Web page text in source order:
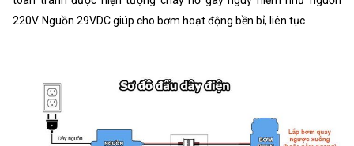
220V. Nguồn 29VDC giúp cho bơm hoạt động bền bỉ, liên tục